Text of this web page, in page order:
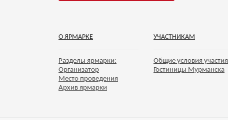
О ЯРМАРКЕ
Разделы ярмарки:
Организатор
Место проведения
Архив ярмарки
УЧАСТНИКАМ
Общие условия участия
Гостиницы Мурманска